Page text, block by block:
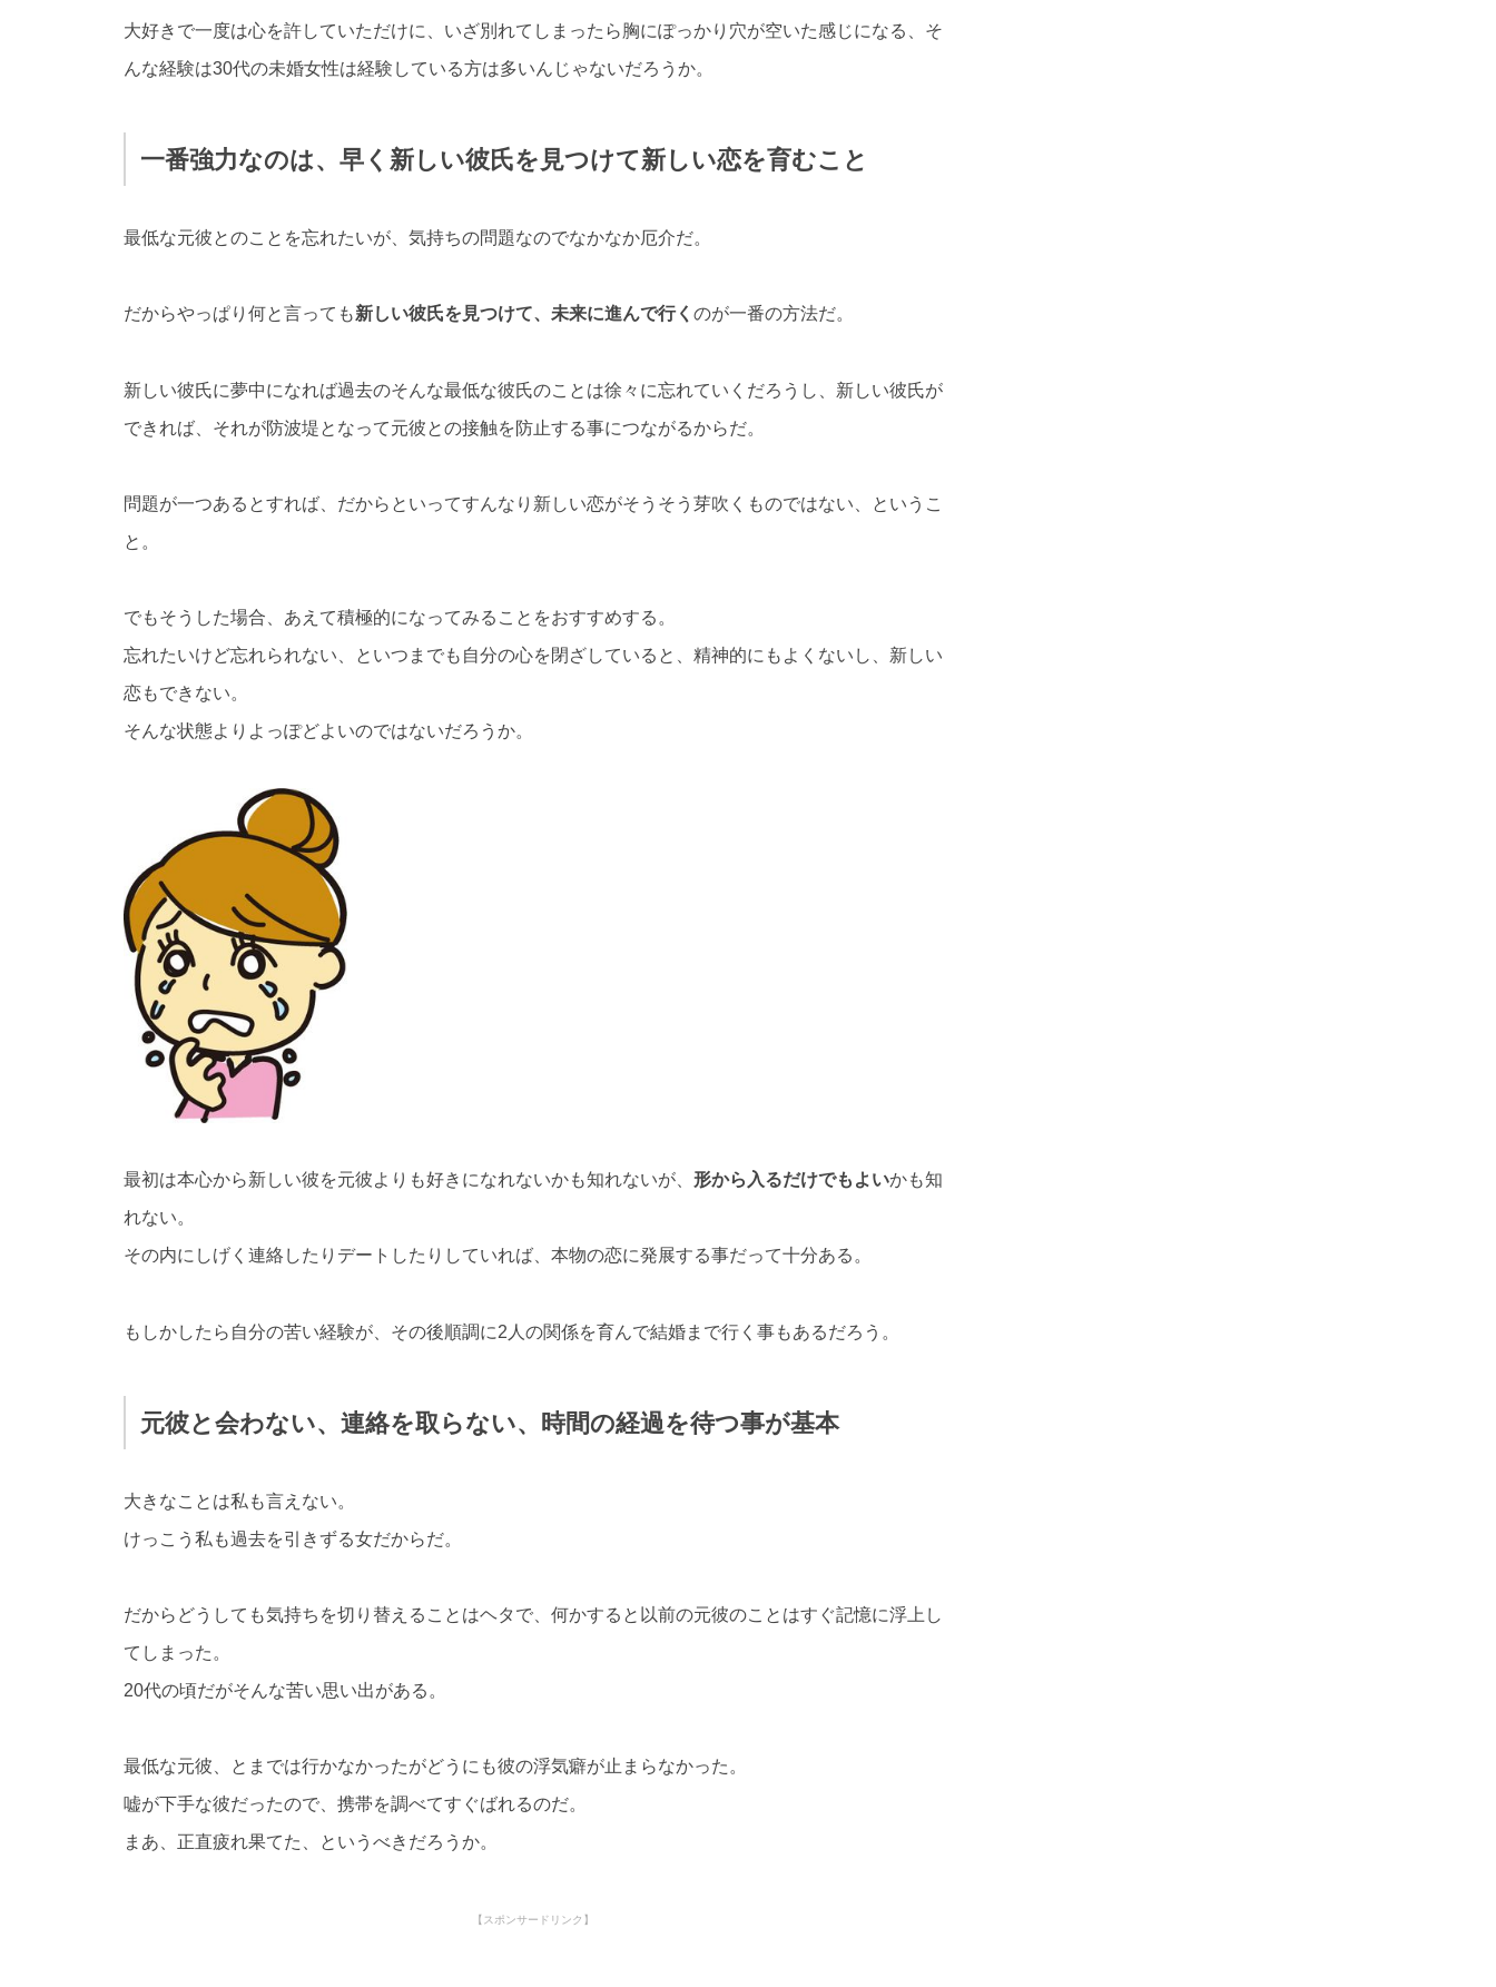
大好きで一度は心を許していただけに、いざ別れてしまったら胸にぽっかり穴が空いた感じになる、そ
んな経験は30代の未婚女性は経験している方は多いんじゃないだろうか。
一番強力なのは、早く新しい彼氏を見つけて新しい恋を育むこと
最低な元彼とのことを忘れたいが、気持ちの問題なのでなかなか厄介だ。
だからやっぱり何と言っても新しい彼氏を見つけて、未来に進んで行く のが一番の方法だ。
新しい彼氏に夢中になれば過去のそんな最低な彼氏のことは徐々に忘れていくだろうし、新しい彼氏が
できれば、それが防波堤となって元彼との接触を防止する事につながるからだ。
問題が一つあるとすれば、だからといってすんなり新しい恋がそうそう芽吹くものではない、というこ
と。
でもそうした場合、あえて積極的になってみることをおすすめする。
忘れたいけど忘れられない、といつまでも自分の心を閉ざしていると、精神的にもよくないし、新しい
恋もできない。
そんな状態よりよっぽどよいのではないだろうか。
最初は本心から新しい彼を元彼よりも好きになれないかも知れないが、 形から入るだけでもよいかも知
れない。
その内にしげく連絡したりデートしたりしていれば、本物の恋に発展する事だって十分ある。
もしかしたら自分の苦い経験が、その後順調に2人の関係を育んで結婚まで行く事もあるだろう。
元彼と会わない、連絡を取らない、時間の経過を待つ事が基本
大きなことは私も言えない。
けっこう私も過去を引きずる女だからだ。
だからどうしても気持ちを切り替えることはヘタで、何かすると以前の元彼のことはすぐ記憶に浮上し
てしまった。
20代の頃だがそんな苦い思い出がある。
最低な元彼、とまでは行かなかったがどうにも彼の浮気癖が止まらなかった。
嘘が下手な彼だったので、携帯を調べてすぐばれるのだ。
まあ、正直疲れ果てた、というべきだろうか。
【スポンサードリンク】